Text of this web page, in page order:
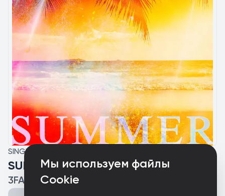
Мы используем файлы
Cookie
SINGLE
SUMMER
3FACEDEAD